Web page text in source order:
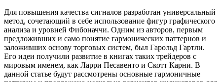
Для повышения качества сигналов разработан универсальный
метод, сочетающий в себе использование фигур графического
анализа и уровней Фибоначчи. Одним из авторов, первым
предложивших и само понятие гармонических паттернов и
заложивших основу торговых систем, был Гарольд Гартли.
Его идеи получили развитие в книгах таких трейдеров с
мировым именем, как Ларри Песавенто и Скотт Карни. В
данной статье будут рассмотрены основные гармоничные